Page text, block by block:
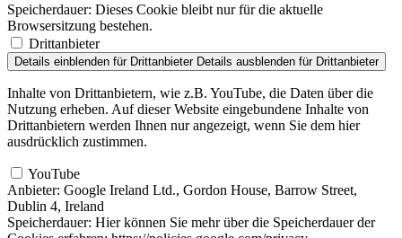
Speicherdauer: Dieses Cookie bleibt nur für die aktuelle
Browsersitzung bestehen.
Drittanbieter
Details einblenden für Drittanbieter Details ausblenden für Drittanbieter
Inhalte von Drittanbietern, wie z.B. YouTube, die Daten über die
Nutzung erheben. Auf dieser Website eingebundene Inhalte von
Drittanbietern werden Ihnen nur angezeigt, wenn Sie dem hier
ausdrücklich zustimmen.
YouTube
Anbieter: Google Ireland Ltd., Gordon House, Barrow Street,
Dublin 4, Ireland
Speicherdauer: Hier können Sie mehr über die Speicherdauer der